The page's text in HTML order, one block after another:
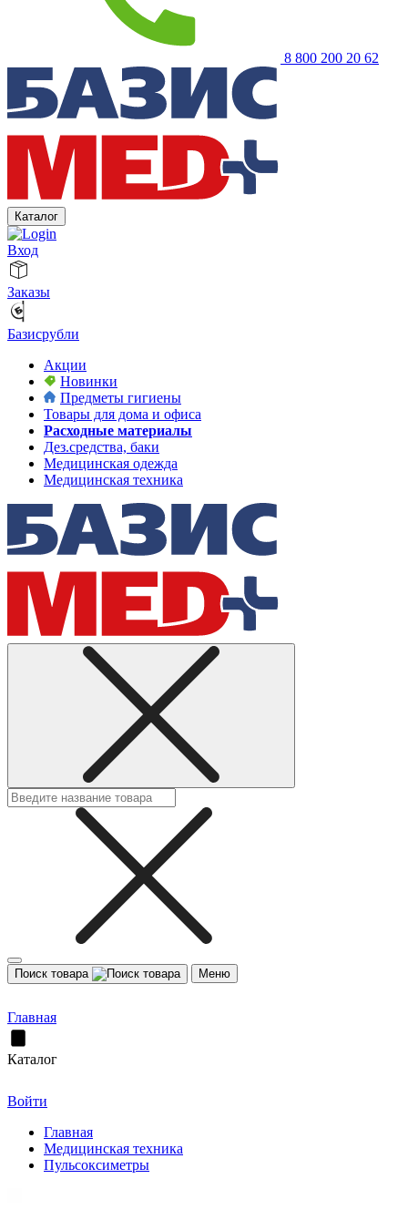
8 800 200 20 62
Каталог
Вход
Заказы
Базисрубли
Акции
Новинки
Предметы гигиены
Товары для дома и офиса
Расходные материалы
Дез.средства, баки
Медицинская одежда
Медицинская техника
Поиск товара Меню
Главная
Каталог
Войти
Главная
Медицинская техника
Пульсоксиметры